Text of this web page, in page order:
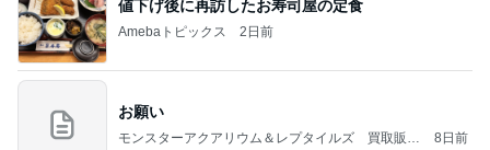
値下げ後に再訪したお寿司屋の定食
Amebaトピックス 2日前
お願い
モンスターアクアリウム＆レプタイルズ 買取販売
8日前